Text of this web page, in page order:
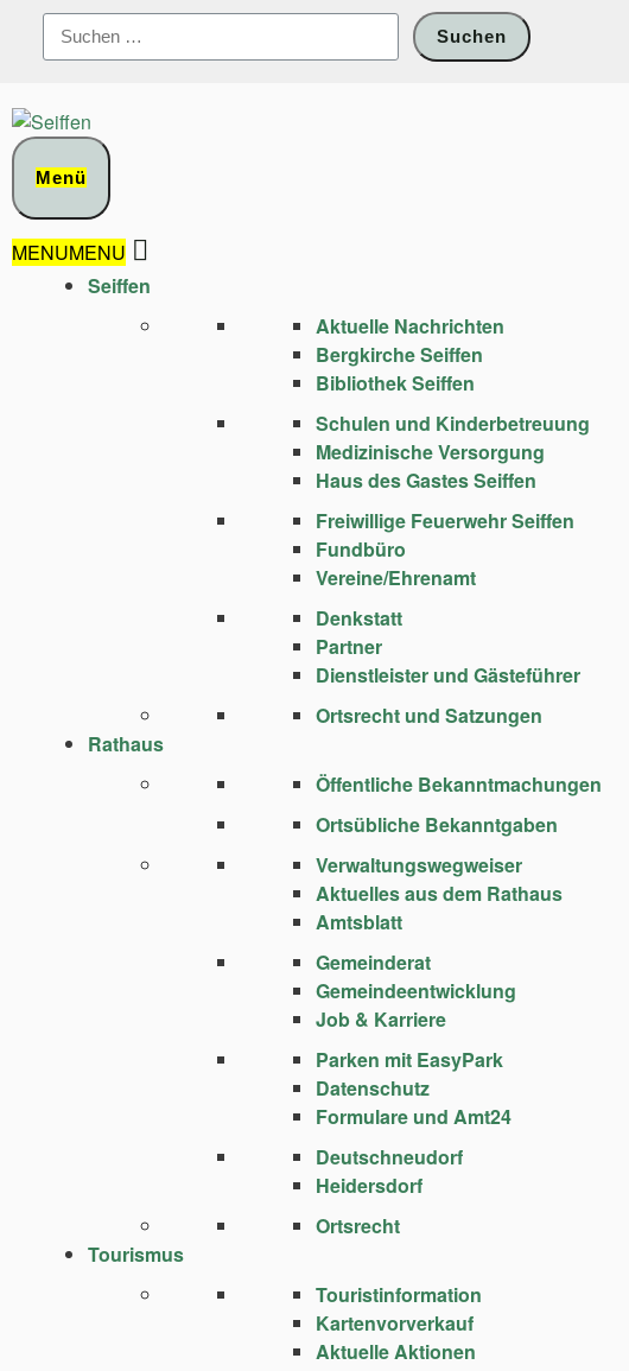
Suchen
nach:
Menü
MENUMENU
Seiffen
Aktuelle Nachrichten
Bergkirche Seiffen
Bibliothek Seiffen
Schulen und Kinder­betreuung
Medizinische Versorgung
Haus des Gastes Seiffen
Freiwillige Feuerwehr Seiffen
Fundbüro
Vereine/Ehrenamt
Denkstatt
Partner
Dienstleister und Gästeführer
Ortsrecht und Satzungen
Rathaus
Öffentliche Bekanntmachungen
Ortsübliche Bekanntgaben
Verwaltungswegweiser
Aktuelles aus dem Rathaus
Amtsblatt
Gemeinderat
Gemeindeentwicklung
Job & Karriere
Parken mit EasyPark
Datenschutz
Formulare und Amt24
Deutschneudorf
Heidersdorf
Ortsrecht
Tourismus
Touristinformation
Kartenvorverkauf
Aktuelle Aktionen